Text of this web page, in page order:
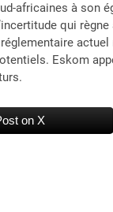
africaines à son
qui
Eskom
on X